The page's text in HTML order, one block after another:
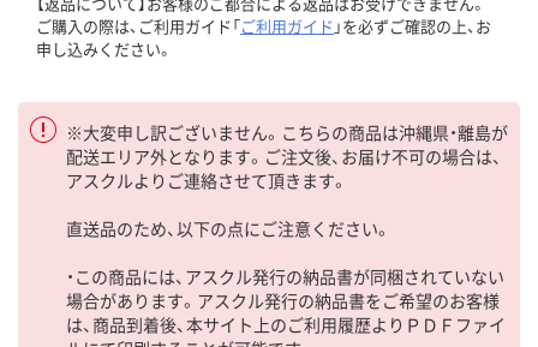
ご購入の際は、ご利用ガイド「ご利用ガイド 」を必ずご確認の上、お
申し込みください。
※大変申し訳ございません。こちらの商品は沖縄県・離島が
配送エリア外となります。ご注文後、お届け不可の場合は、
アスクルよりご連絡させて頂きます。
直送品のため、以下の点にご注意ください。
・この商品には、アスクル発行の納品書が同梱されていない
場合があります。アスクル発行の納品書をご希望のお客様
は、商品到着後、本サイト上のご利用履歴よりＰＤＦファイ